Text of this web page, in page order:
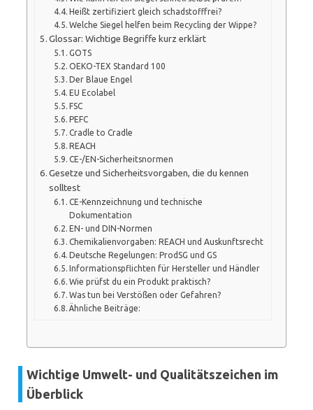
Heißt zertifiziert gleich schadstofffrei?
Welche Siegel helfen beim Recycling der Wippe?
Glossar: Wichtige Begriffe kurz erklärt
GOTS
OEKO-TEX Standard 100
Der Blaue Engel
EU Ecolabel
FSC
PEFC
Cradle to Cradle
REACH
CE-/EN-Sicherheitsnormen
Gesetze und Sicherheitsvorgaben, die du kennen
solltest
CE-Kennzeichnung und technische
Dokumentation
EN- und DIN-Normen
Chemikalienvorgaben: REACH und Auskunftsrecht
Deutsche Regelungen: ProdSG und GS
Informationspflichten für Hersteller und Händler
Wie prüfst du ein Produkt praktisch?
Was tun bei Verstößen oder Gefahren?
Ähnliche Beiträge:
Wichtige Umwelt- und Qualitätszeichen im
Überblick